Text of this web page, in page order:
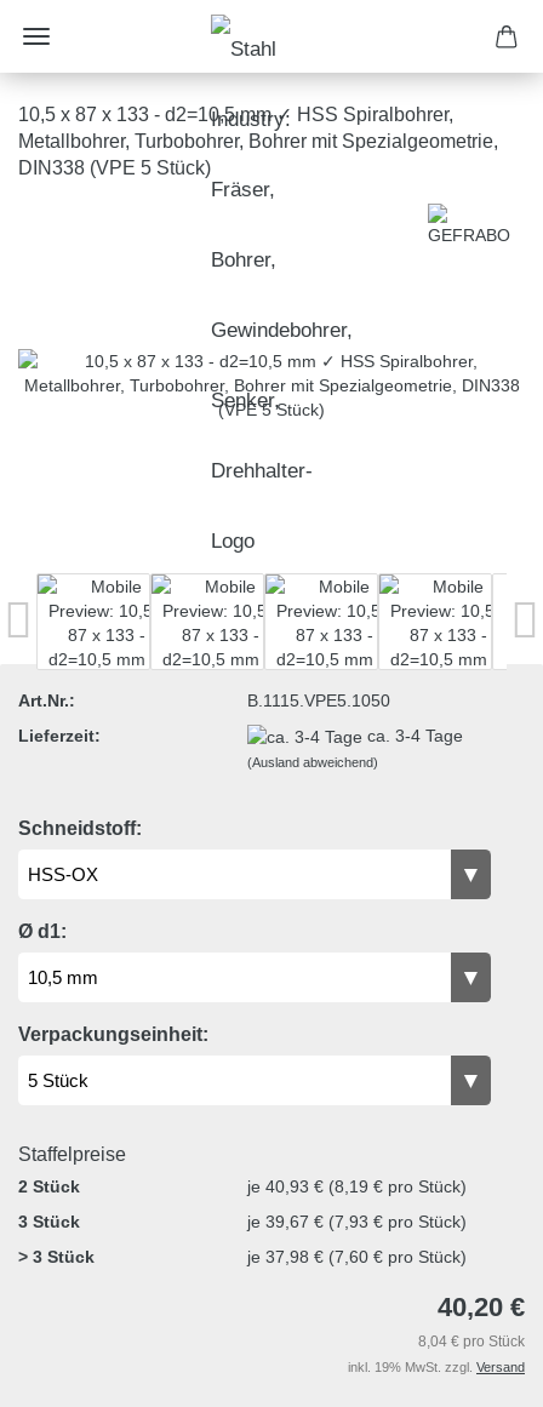
10,5 x 87 x 133 - d2=10,5 mm ✓ HSS Spiralbohrer,
Metallbohrer, Turbobohrer, Bohrer mit Spezialgeometrie,
DIN338 (VPE 5 Stück)
Art.Nr.:
B.1115.VPE5.1050
Lieferzeit:
ca. 3-4 Tage
(Ausland abweichend)
Schneidstoff:
Ø d1:
Verpackungseinheit:
Staffelpreise
2 Stück
je 40,93 € (8,19 € pro Stück)
3 Stück
je 39,67 € (7,93 € pro Stück)
> 3 Stück
je 37,98 € (7,60 € pro Stück)
40,20 €
8,04 € pro Stück
inkl. 19% MwSt. zzgl. Versand